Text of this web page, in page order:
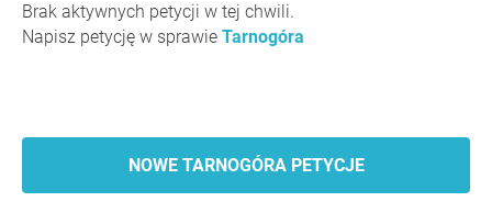
Brak aktywnych petycji w tej chwili.
Napisz petycję w sprawie Tarnogóra
NOWE TARNOGÓRA PETYCJE